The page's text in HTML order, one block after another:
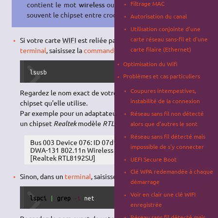
contient le mot wirelessou wlanet
souvent le chipset entre crochet.
Si votre carte WIFI est reliée par USBà l'ordinateur, dans un
terminal, saisissez lacommande suivante :
lsusb
Regardez le nom exact de votre carteWIFIet notez aussi le
chipset qu'elle utilise.
Par exemple pour un adaptateur
USBde marqueD-Linkavec
un chipset Realtekmodèle RTL8192SU:
Bus 003 Device 076: ID 07d1:3303 D-Link System
DWA-131 802.11n Wireless N Nano Adapter(rev.A1)
[Realtek RTL8192SU]
Sinon, dans un terminal, saisissez la commandesuivante:
lspci | grep -i net
Filtrage MAC
Autorisation du canal
Utilisation conjointe d'une
carte réseau sans-fil et d'une
carte filaire (Ethernet)
Optimisation du Wifi
Problèmes et cas particuliers
Coupures intempestives,
instabilité de la connexion
Réseau sans fil non détecté
alors que d'autres le sont
Réseau sans fil détecté mais
impossible de s'y connecter
UEFI Secure Boot
Clé WPA redemandée à chaque
démarrage
Voir en clair une clé WIFI
enregistrée